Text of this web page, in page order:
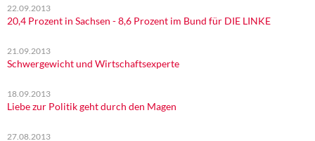
22.09.2013
20,4 Prozent in Sachsen - 8,6 Prozent im Bund für DIE LINKE
21.09.2013
Schwergewicht und Wirtschaftsexperte
18.09.2013
Liebe zur Politik geht durch den Magen
27.08.2013